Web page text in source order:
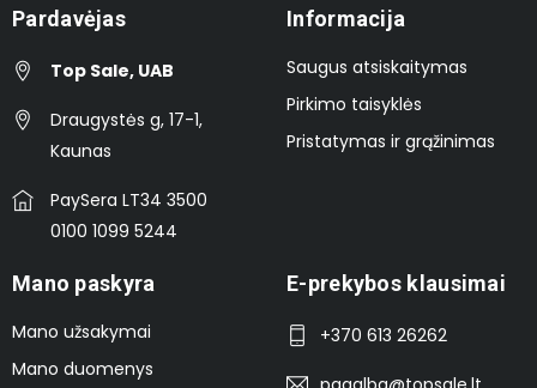
Pardavėjas
Top Sale, UAB
Draugystės g, 17-1,
Kaunas
PaySera LT34 3500
0100 1099 5244
Informacija
Saugus atsiskaitymas
Pirkimo taisyklės
Pristatymas ir grąžinimas
Mano paskyra
Mano užsakymai
Mano duomenys
E-prekybos klausimai
+370 613 26262